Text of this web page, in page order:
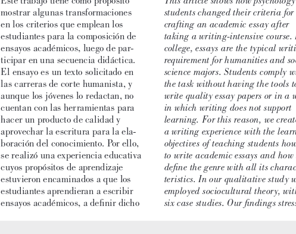
mostrar algunas transformaciones
en los criterios que emplean los
estudiantes para la composición de
ensayos académicos, luego de par-
ticipar en una secuencia didáctica.
El ensayo es un texto solicitado en
las carreras de corte humanista, y
aunque los jóvenes lo redactan, no
cuentan con las herramientas para
hacer un producto de calidad y
aprovechar la escritura para la ela-
boración del conocimiento. Por ello,
se realizó una experiencia educativa
cuyos propósitos de aprendizaje
estuvieron encaminados a que los
estudiantes aprendieran a escribir
ensayos académicos, a definir dicho
students changed their criteria for
crafting an academic essay after
taking a writing-intensive course.
college, essays are the typical
requirement for humanities and
science majors. Students comply
the task without having the tools
write quality essay papers or in a
in which writing does not support
learning. For this reason, we
a writing experience with the
objectives of teaching students
to write academic essays and how
define the genre with all its
teristics. In our qualitative study
employed sociocultural theory,
six case studies. Our findings